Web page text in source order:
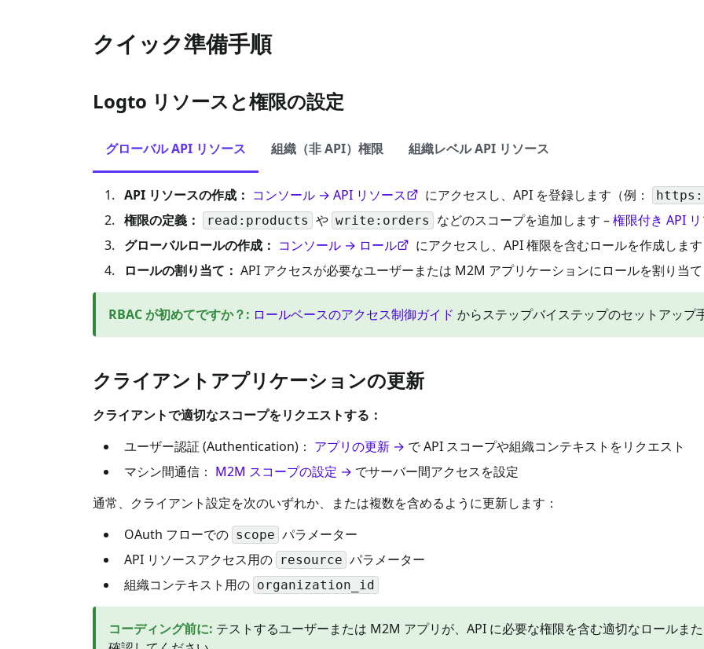
クイック準備手順
Logto リソースと権限の設定
グローバル API リソース 組織（非 API）権限 組織レベル API リソース
API リソースの作成： コンソール → API リソース にアクセスし、API を登録します（例：
権限の定義： read:products や write:orders などのスコープを追加します –権限付き API
グローバルロールの作成： コンソール → ロール
にアクセスし、API 権限を含むロールを作成しま
ロールの割り当て： API アクセスが必要なユーザーまたは M2M アプリケーションにロールを割り当
RBAC が初めてですか？: ロールベースのアクセス制御ガイド からステップバイステップのセットアップ
クライアントアプリケーションの更新
クライアントで適切なスコープをリクエストする：
ユーザー認証 (Authentication)： アプリの更新 → で API スコープや組織コンテキストをリクエスト
マシン間通信： M2M スコープの設定 → でサーバー間アクセスを設定
通常、クライアント設定を次のいずれか、または複数を含めるように更新します：
OAuth フローでの scope パラメーター
API リソースアクセス用の resource パラメーター
組織コンテキスト用の organization_id
コーディング前に: テストするユーザーまたは M2M アプリが、API に必要な権限を含む適切なロールま